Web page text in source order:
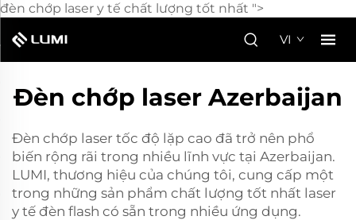
đèn chớp laser y tế chất lượng tốt nhất ">
VI
Đèn chớp laser Azerbaijan
Đèn chớp laser tốc độ lặp cao đã trở nên phổ
biến rộng rãi trong nhiều lĩnh vực tại Azerbaijan.
LUMI, thương hiệu của chúng tôi, cung cấp một
trong những sản phẩm chất lượng tốt nhất laser
y tế đèn flash có sẵn trong nhiều ứng dụng.